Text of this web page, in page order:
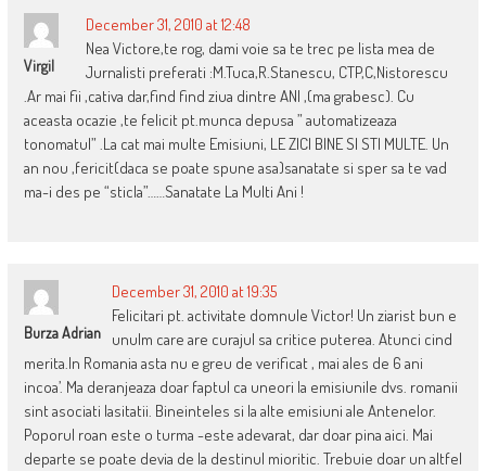
Virgil
December 31, 2010 at 12:48
Nea Victore,te rog, dami voie sa te trec pe lista mea de
Jurnalisti preferati :M.Tuca,R.Stanescu, CTP,C,Nistorescu
.Ar mai fii ,cativa dar,find find ziua dintre ANI ,(ma grabesc). Cu
aceasta ocazie ,te felicit pt.munca depusa ” automatizeaza
tonomatul” .La cat mai multe Emisiuni, LE ZICI BINE SI STI MULTE. Un
an nou ,fericit(daca se poate spune asa)sanatate si sper sa te vad
ma-i des pe “sticla”……Sanatate La Multi Ani !
Burza Adrian
December 31, 2010 at 19:35
Felicitari pt. activitate domnule Victor! Un ziarist bun e
unulm care are curajul sa critice puterea. Atunci cind
merita.In Romania asta nu e greu de verificat , mai ales de 6 ani
incoa’. Ma deranjeaza doar faptul ca uneori la emisiunile dvs. romanii
sint asociati lasitatii. Bineinteles si la alte emisiuni ale Antenelor.
Poporul roan este o turma -este adevarat, dar doar pina aici. Mai
departe se poate devia de la destinul mioritic. Trebuie doar un altfel